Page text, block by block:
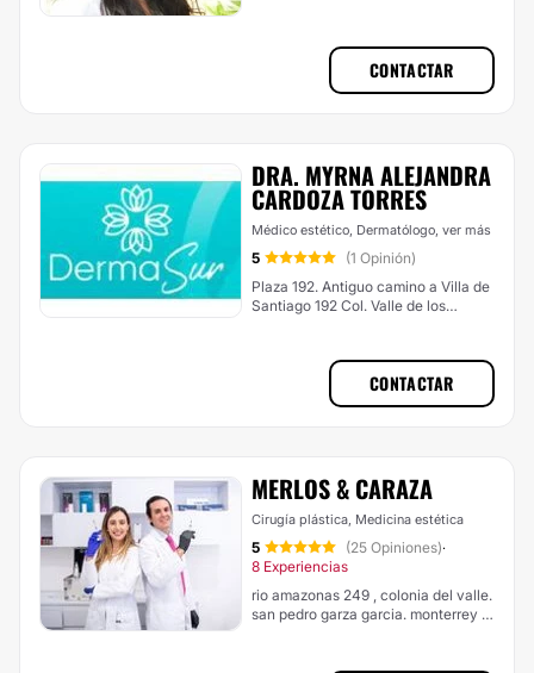
CONTACTAR
DRA. MYRNA ALEJANDRA
CARDOZA TORRES
Médico estético, Dermatólogo, ver más
5
(1 Opinión)
Plaza 192. Antiguo camino a Villa de
Santiago 192 Col. Valle de los
CONTACTAR
MERLOS & CARAZA
Cirugía plástica, Medicina estética
5 (25 Opiniones)·
8 Experiencias
rio amazonas 249 , colonia del valle.
san pedro garza garcia. monterrey ,